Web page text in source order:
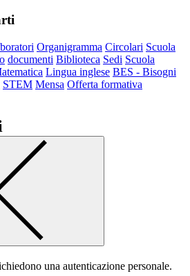
Organigramma Circolari Scuola
documenti Biblioteca Sedi Scuola
Lingua inglese BES - Bisogni
STEM Mensa Offerta formativa
una autenticazione personale.